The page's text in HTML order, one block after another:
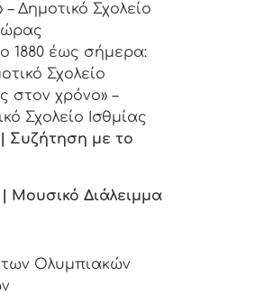
– Δημοτικό Σχολείο
1880 έως σήμερα:
Σχολείο
στον χρόνο» –
Σχολείο Ισθμίας
| Συζήτηση με το
| Μουσικό Διάλειμμα
Ολυμπιακών